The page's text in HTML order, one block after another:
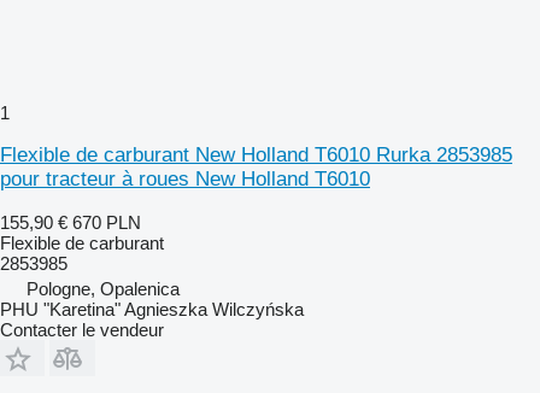
1
Flexible de carburant New Holland T6010 Rurka 2853985
pour tracteur à roues New Holland T6010
155,90 € 670 PLN
Flexible de carburant
2853985
Pologne, Opalenica
PHU "Karetina" Agnieszka Wilczyńska
Contacter le vendeur